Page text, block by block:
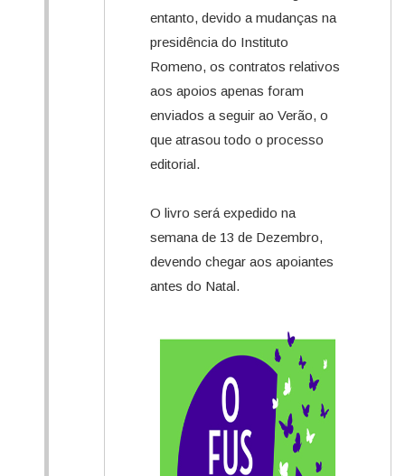
entanto, devido a mudanças na
presidência do Instituto
Romeno, os contratos relativos
aos apoios apenas foram
enviados a seguir ao Verão, o
que atrasou todo o processo
editorial.
O livro será expedido na
semana de 13 de Dezembro,
devendo chegar aos apoiantes
antes do Natal.